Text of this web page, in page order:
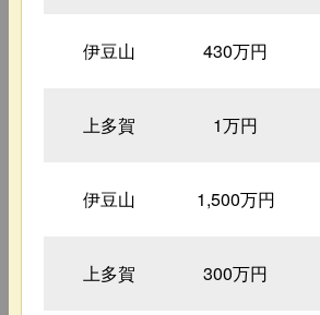
伊豆山 430万円
上多賀 1万円
伊豆山 1,500万円
上多賀 300万円